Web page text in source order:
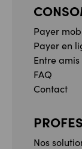
Payer
Payer en
Entre amis
FAQ
Contact
Nos